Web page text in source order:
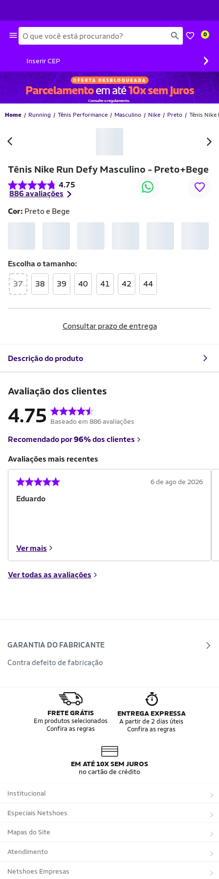
Busca 0
Inserir CEP ›
Home Running Tênis Performance Masculino Nike Preto Tênis Nike
Tênis Nike Run Defy Masculino - Preto+Bege
4.75
886 avaliações
-10% OFF
Cor: Preto e Bege
Escolha otamanho
37 38 39 40 41 42 44
Consultar prazo de entrega
Descrição do produto
Avaliação dos clientes
4.75 Baseado em 886 avaliações
Recomendado por96%dos clientes
Avaliações mais recentes
Eduardo
6 de ago de 2026
Ver mais
Ver todas as avaliações
GARANTIA DO FABRICANTE
Contra defeito de fabricação
FRETE GRÁTIS
Em produtos selecionados
Confira as regras
ENTREGA EXPRESSA
A partir de 2 dias úteis
Confira as regras
EM ATÉ 10X SEM JUROS
no cartão de crédito
Institucional
Sobre a Netshoes
Política de Privacidade
Programa de Afiliados
Regulamentos
Especiais Netshoes
Suplementos
Corrida
Bicicletas
Mapas do Site
Marcas
Tipos de Produtos
Atendimento
Trocas e devoluções
Netshoes Empresas